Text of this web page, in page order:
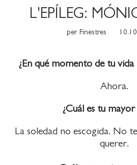
L'EPÍLEG:
per Finestres
¿En qué momento de tu vida
Ahora.
¿Cuál es tu mayor
La soledad no escogida. No
querer.